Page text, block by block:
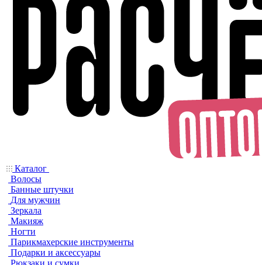
Каталог
Волосы
Банные штучки
Для мужчин
Зеркала
Макияж
Ногти
Парикмахерские инструменты
Подарки и аксессуары
Рюкзаки и сумки